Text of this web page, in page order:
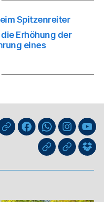
Spitzenreiter
Erhöhung der
eines
nuLigaFacebookWhatsApp-
Kanal
GIPHYThreads